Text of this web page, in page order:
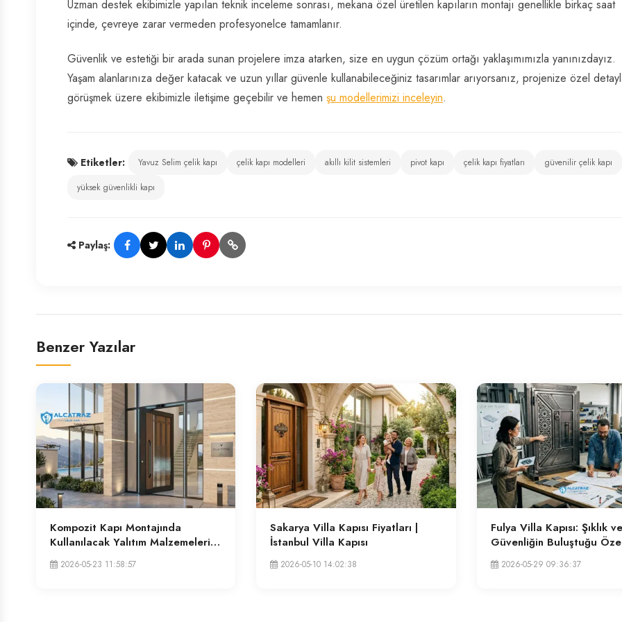
Uzman destek ekibimizle yapılan teknik inceleme sonrası, mekana özel üretilen kapıların montajı genellikle birkaç saat
içinde, çevreye zarar vermeden profesyonelce tamamlanır.
Güvenlik ve estetiği bir arada sunan projelere imza atarken, size en uygun çözüm ortağı yaklaşımımızla yanınızdayız.
Yaşam alanlarınıza değer katacak ve uzun yıllar güvenle kullanabileceğiniz tasarımlar arıyorsanız, projenize özel
görüşmek üzere ekibimizle iletişime geçebilir ve hemen şu modellerimizi inceleyin.
Etiketler: Yavuz Selim çelik kapı çelik kapı modelleri akıllı kilit sistemleri pivot kapı çelik kapı fiyatları
güvenilir çelik kapı
yüksek güvenlikli kapı
Paylaş:
Benzer Yazılar
Kompozit Kapı Montajında
Kullanılacak Yalıtım Malzemeleri |
İstanbul Villa Kapısı
2026-05-23 11:58:57
Sakarya Villa Kapısı Fiyatları |
İstanbul Villa Kapısı
2026-05-10 14:02:38
Fulya Villa Kapısı: Şıklık ve
Güvenliğin Buluştuğu
Tasarımlar
2026-05-29 09:36:37